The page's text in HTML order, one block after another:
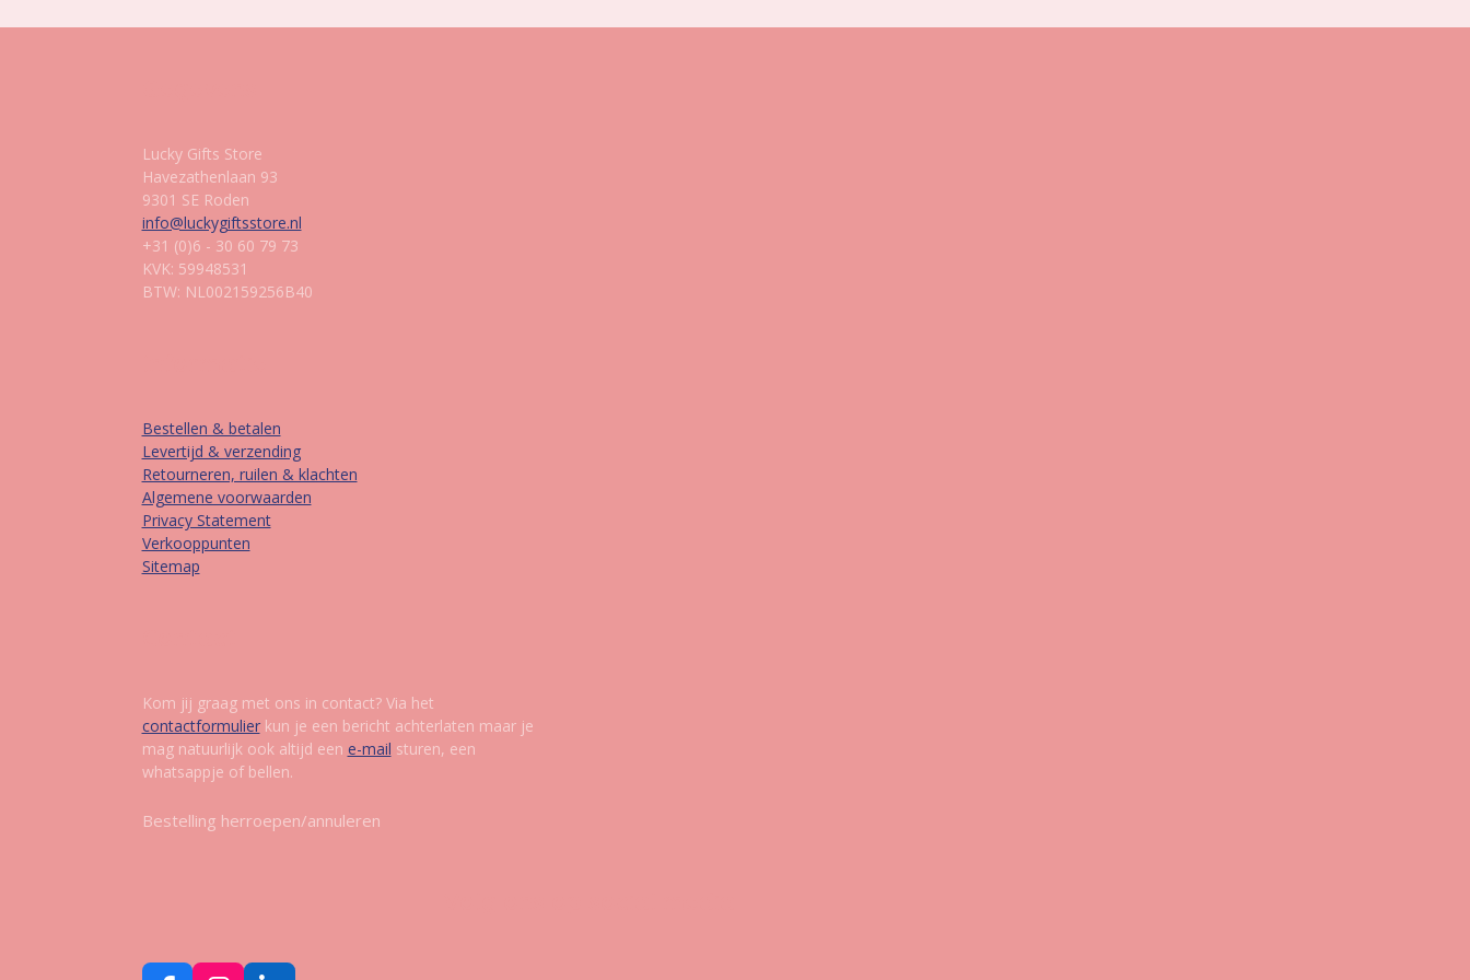
Lucky Gifts Store
Havezathenlaan 93
9301 SE Roden
info@luckygiftsstore.nl
+31 (0)6 - 30 60 79 73
KVK: 59948531
BTW: NL002159256B40
Bestellen & betalen
Levertijd & verzending
Retourneren, ruilen & klachten
Algemene voorwaarden
Privacy Statement
Verkooppunten
Sitemap
Kom jij graag met ons in contact? Via het
contactformulierkun je een bericht achterlaten maar je
mag natuurlijk ook altijd een e-mail sturen, een
whatsappje of bellen.
Bestelling herroepen/annuleren